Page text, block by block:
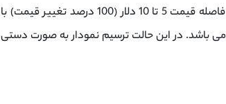
مطابق با ارزش واحد ثابت ترسیم می‌کند. به عنوان مثال، فاصله قیمت 5 تا 10 دلار (100 درصد تغییر قیمت) با
قیمت) یکسان می باشد. در این حالت ترسیم نمودار به صورت دستی